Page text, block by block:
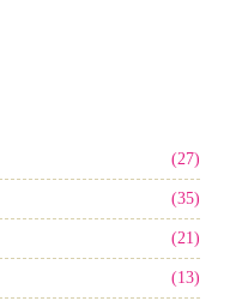
(27)
(35)
(21)
(13)